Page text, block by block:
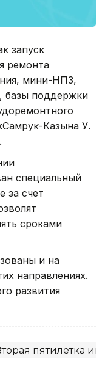
запуск
ремонта
мини-НПЗ,
базы поддержки
Казына У.
специальный
за счет
сроками
и на
направлениях.
развития
пятилетка